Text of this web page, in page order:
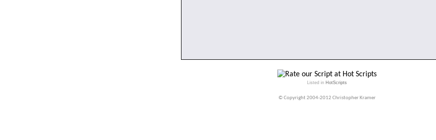
Listed in HotScripts
© Copyright 2004-2012 Christopher Kramer